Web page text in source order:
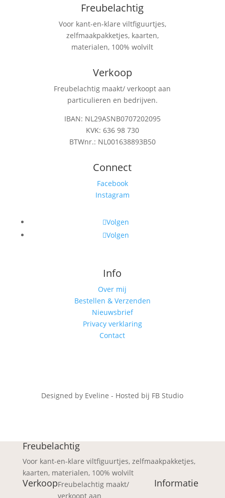
Freubelachtig
Voor kant-en-klare viltfiguurtjes,
zelfmaakpakketjes, kaarten,
materialen, 100% wolvilt
Verkoop
Freubelachtig maakt/ verkoopt aan
particulieren en bedrijven.
IBAN: NL29ASNB0707202095
KVK: 636 98 730
BTWnr.: NL001638893B50
Connect
Facebook
Instagram
Volgen
Volgen
Info
Over mij
Bestellen & Verzenden
Nieuwsbrief
Privacy verklaring
Contact
Designed by Eveline - Hosted bij FB Studio
Freubelachtig
Voor kant-en-klare viltfiguurtjes, zelfmaakpakketjes,
kaarten, materialen, 100% wolvilt
VerkoopFreubelachtig maakt/
verkoopt aan
Informatie